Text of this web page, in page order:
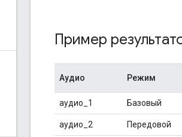
Пример
Аудио Режим
аудио_1 Базовый
аудио_2 Передовой